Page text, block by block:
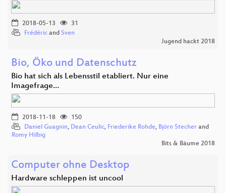
2018-05-13
31
Frédéric and Sven
Jugend hackt 2018
Bio, Öko und Datenschutz
Bio hat sich als Lebensstil etabliert. Nur eine
Imagefrage…
2018-11-18
150
Daniel Guagnin, Dean Ceulic, Friederike Rohde, Björn Stecher and
Romy Hilbig
Bits & Bäume 2018
Computer ohne Desktop
Hardware schleppen ist uncool